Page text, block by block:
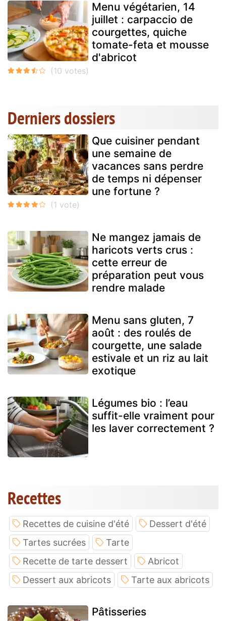
Menu végétarien, 14
juillet : carpaccio de
courgettes, quiche
tomate-feta et mousse
d'abricot
Derniers dossiers
Que cuisiner pendant
une semaine de
vacances sans perdre
de temps ni dépenser
une fortune ?
Ne mangez jamais de
haricots verts crus :
cette erreur de
préparation peut vous
rendre malade
Menu sans gluten, 7
août : des roulés de
courgette, une salade
estivale et un riz au lait
exotique
Légumes bio : l’eau
suffit-elle vraiment pour
les laver correctement ?
Recettes
Recettes de cuisine d'été
Dessert d'été
Tartes sucrées
Tarte
Recette de tarte dessert
Abricot
Dessert aux abricots
Tarte aux abricots
Pâtisseries